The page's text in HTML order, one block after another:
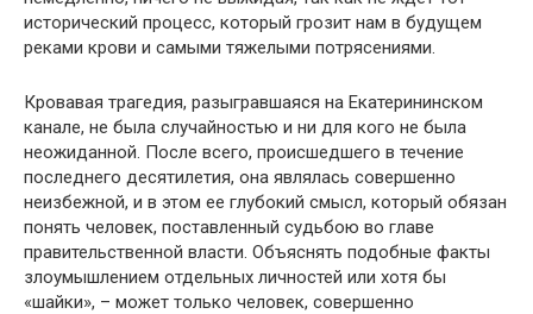
исторический процесс, который грозит нам в будущем
реками крови и самыми тяжелыми потрясениями.
Кровавая трагедия, разыгравшаяся на Екатерининском
канале, не была случайностью и ни для кого не была
неожиданной. После всего, происшедшего в течение
последнего десятилетия, она являлась совершенно
неизбежной, и в этом ее глубокий смысл, который обязан
понять человек, поставленный судьбою во главе
правительственной власти. Объяснять подобные факты
злоумышлением отдельных личностей или хотя бы
«шайки», – может только человек, совершенно